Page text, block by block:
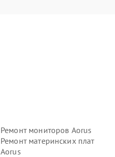
Ремонт мониторов Aorus
Ремонт материнских плат
Aorus